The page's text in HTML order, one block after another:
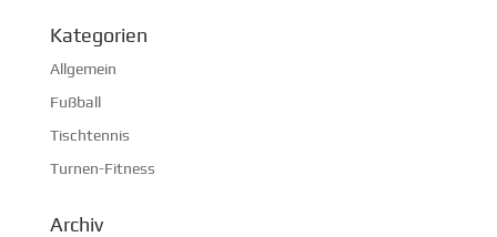
Kategorien
Allgemein
Fußball
Tischtennis
Turnen-Fitness
Archiv